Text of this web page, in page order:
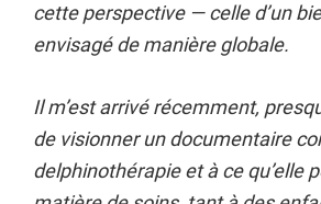
cette perspective — celle d’un
envisagé de manière globale.
Il m’est arrivé récemment,
de visionner un documentaire
delphinothérapie et à ce qu’elle